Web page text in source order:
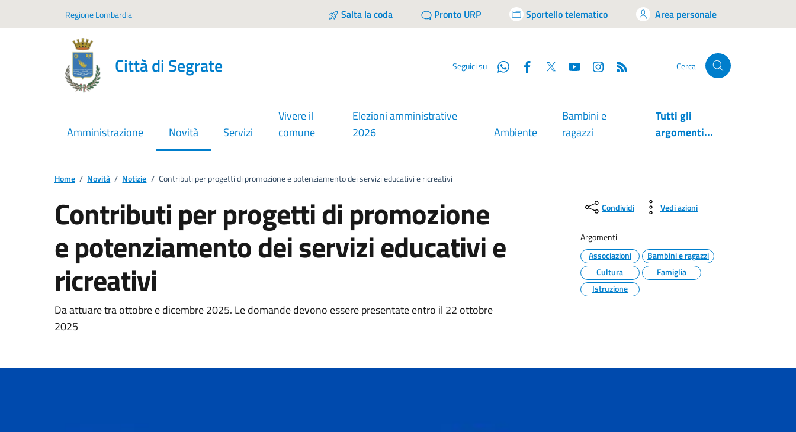
Regione Lombardia Salta la coda Pronto URP Sportello telematico Area personale
Città di Segrate Seguici su WhatsappFacebook
Twitter YouTube Cerca
Amministrazione Novità
menu selezionato
Servizi
Vivere il
comune
Elezioni amministrative
2026
Ambiente
Bambini e
ragazzi
Tutti gli
argomenti...
Home / Novità / Notizie / Contributi per progetti di promozione e potenziamento dei servizi educativi e ricreativi
Contributi per progetti di promozione
e potenziamento dei servizi educativi e
ricreativi
Da attuare tra ottobre e dicembre 2025. Le domande devono essere presentate entro il 22 ottobre
2025
Condividi Vedi azioni
Argomenti
Associazioni
Bambini e ragazzi
Cultura
Famiglia
Istruzione